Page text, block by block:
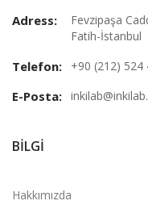
Adress:
Fevzipaşa
Fatih-İstanbul
Telefon: +90 (212) 524
E-Posta:
BILGI
Hakkımızda